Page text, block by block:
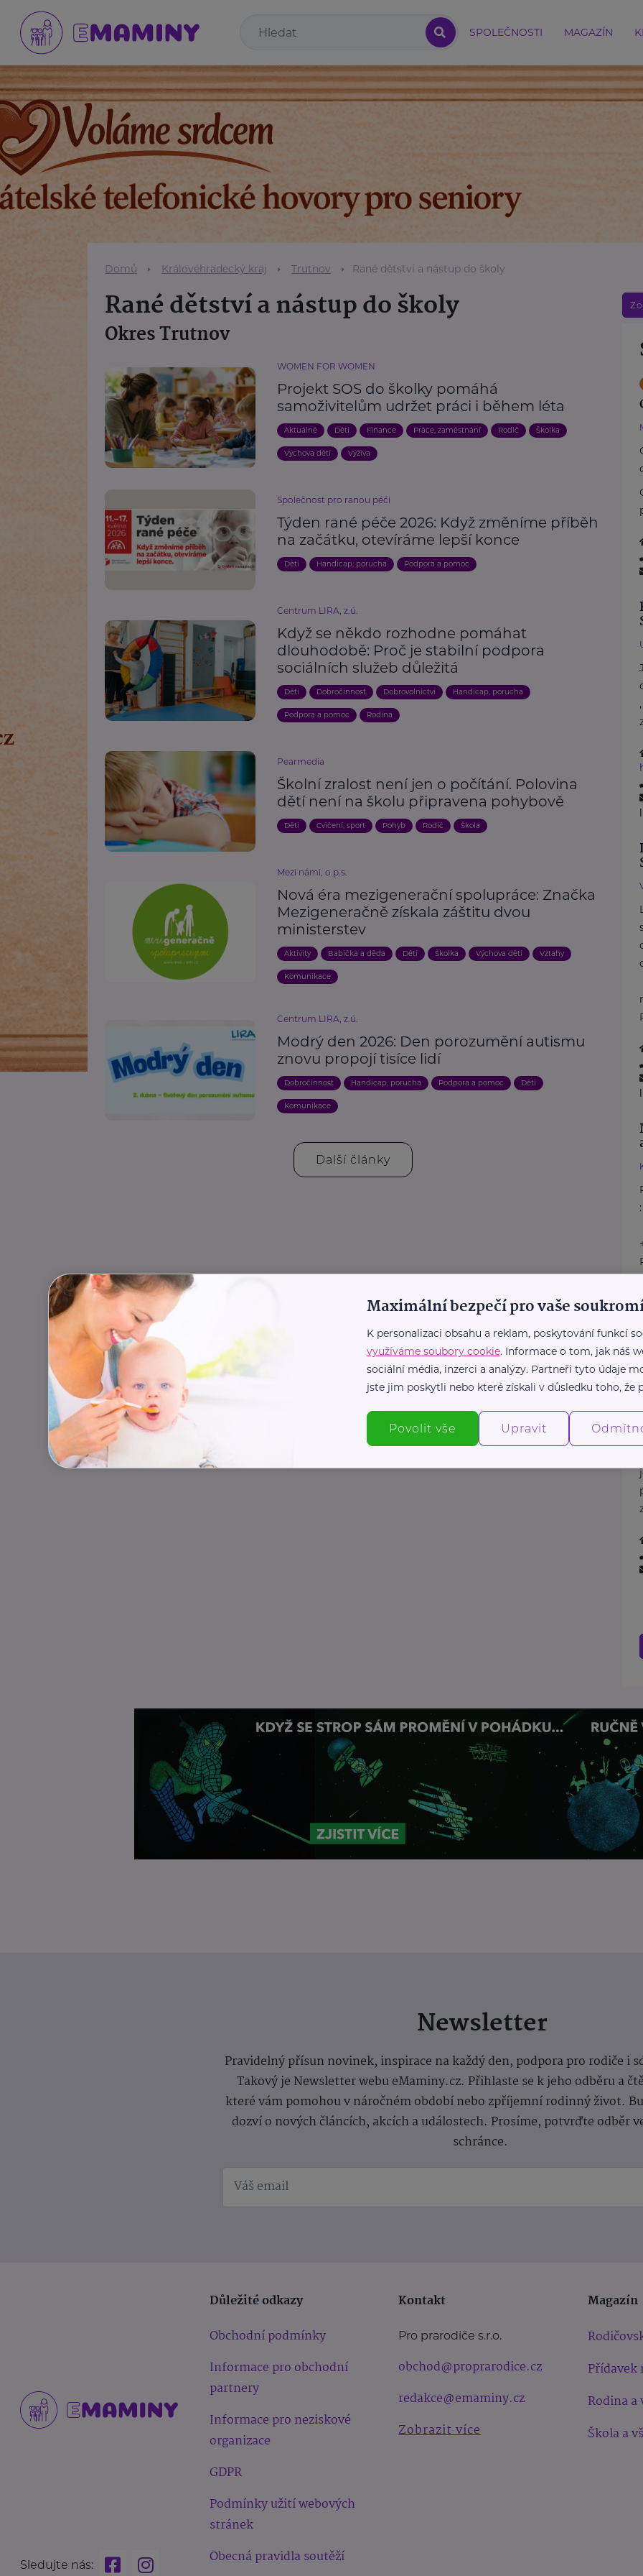
SPOLEČNOSTI MAGAZÍN
Domů Královéhradecký kraj Trutnov Rané dětství a nástup do školy
Rané dětství a nástup do školy
Okres Trutnov
WOMEN FOR WOMEN
Projekt SOS do školky pomáhá
samoživitelům udržet práci i během léta
Aktuálně Děti Finance Práce, zaměstnání Rodič Školka
Výchova dětí Výživa
Společnost pro ranou péči
Týden rané péče 2026: Když změníme příběh
na začátku, otevíráme lepší konce
Děti Handicap, porucha Podpora a pomoc
Centrum LIRA, z.ú.
Když se někdo rozhodne pomáhat
dlouhodobě: Proč je stabilní podpora
sociálních služeb důležitá
Děti Dobročinnost Dobrovolnictví Handicap, porucha
Podpora a pomoc Rodina
Pearmedia
Školní zralost není jen o počítání. Polovina
dětí není na školu připravena pohybově
Děti Cvičení, sport Pohyb Rodič Škola
Mezi námi, o.p.s.
Nová éra mezigenerační spolupráce: Značka
Mezigeneračně získala záštitu dvou
ministerstev
Aktivity Babička a děda Děti Školka Výchova dětí Vztahy
Komunikace
Centrum LIRA, z.ú.
Modrý den 2026: Den porozumění autismu
znovu propojí tisíce lidí
Dobročinnost Handicap, porucha Podpora a pomoc Děti
Komunikace
Další články
:
Newsletter
Pravidelný přísun novinek, inspirace na každý den, podpora pro rodiče i
Takový je Newsletter webu eMaminy.cz. Přihlaste se k jeho odběru a
které vám pomohou v náročném období nebo zpříjemní rodinný život.
dozví o nových článcích, akcích a událostech. Prosíme, potvrďte odběr
schránce.
Sledujte nás:
Důležité odkazy
Obchodní podmínky
Informace pro obchodní
partnery
Informace pro neziskové
organizace
GDPR
Podmínky užití webových
stránek
Obecná pravidla soutěží
Kontakt
Pro prarodiče s.r.o.
obchod@proprarodice.cz
redakce@emaminy.cz
Zobrazit více
Magazín
Přídavek
Rodina a
Škola a
Maximální bezpečí pro vaše
K personalizaci obsahu a reklam, poskytování funkcí
využíváme soubory cookie. Informace o tom, jak náš
sociální média, inzerci a analýzy. Partneři tyto údaje
jste jim poskytli nebo které získali v důsledku toho, že
Povolit vše Upravit